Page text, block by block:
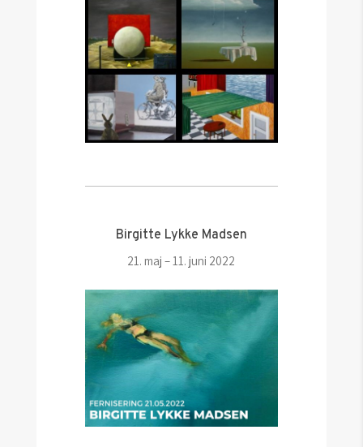
Birgitte Lykke Madsen
21. maj – 11. juni 2022